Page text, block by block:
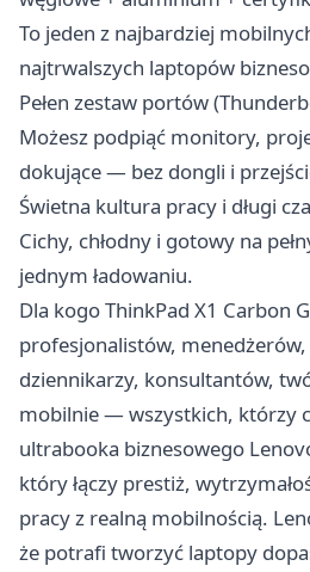
To jeden z najbardziej
najtrwalszych laptopów
Pełen zestaw portów
Możesz podpiąć monitory,
dokujące — bez dongli i
Świetna kultura pracy i długi
Cichy, chłodny i gotowy na
jednym ładowaniu.
Dla kogo ThinkPad X1 Carbon
profesjonalistów,
dziennikarzy, konsultantów,
mobilnie — wszystkich, którzy
ultrabooka biznesowego
który łączy prestiż,
pracy z realną mobilnością.
że potrafi tworzyć laptopy